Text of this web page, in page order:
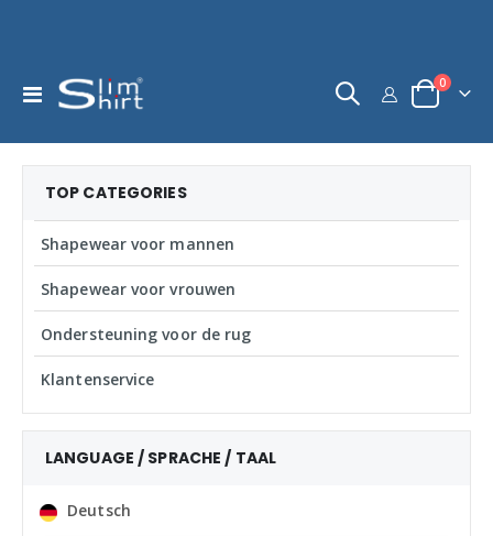
Toggle
Nav
kar
0
TOP CATEGORIES
Shapewear voor mannen
Shapewear voor vrouwen
Ondersteuning voor de rug
Klantenservice
LANGUAGE / SPRACHE / TAAL
Deutsch